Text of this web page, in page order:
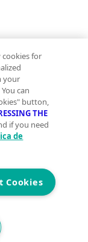
- UCI
S.A.U
for
your
can
button,
THE
if you need
de
Cookies